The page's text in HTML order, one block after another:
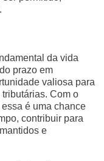
da vida
prazo em
valiosa para
Com o
é uma chance
contribuir para
e